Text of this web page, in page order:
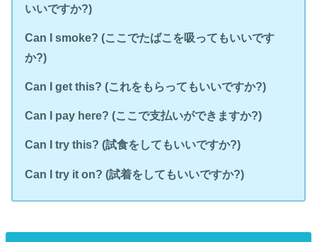
いいですか?)
Can I smoke? (ここでたばこを吸ってもいいです
か?)
Can I get this? (これをもらってもいいですか?)
Can I pay here? (ここで支払いができますか?)
Can I try this? (試食をしてもいいですか?)
Can I try it on? (試着をしてもいいですか?)